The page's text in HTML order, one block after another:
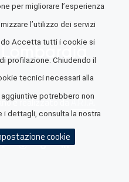
è realizzato daA.R.I.A.
per migliorare l’esperienza
l’utilizzo dei servizi
Accetta tutti i cookie si
profilazione. Chiudendo il
tecnici necessari alla
potrebbero non
i dettagli, consulta la nostra
cookie